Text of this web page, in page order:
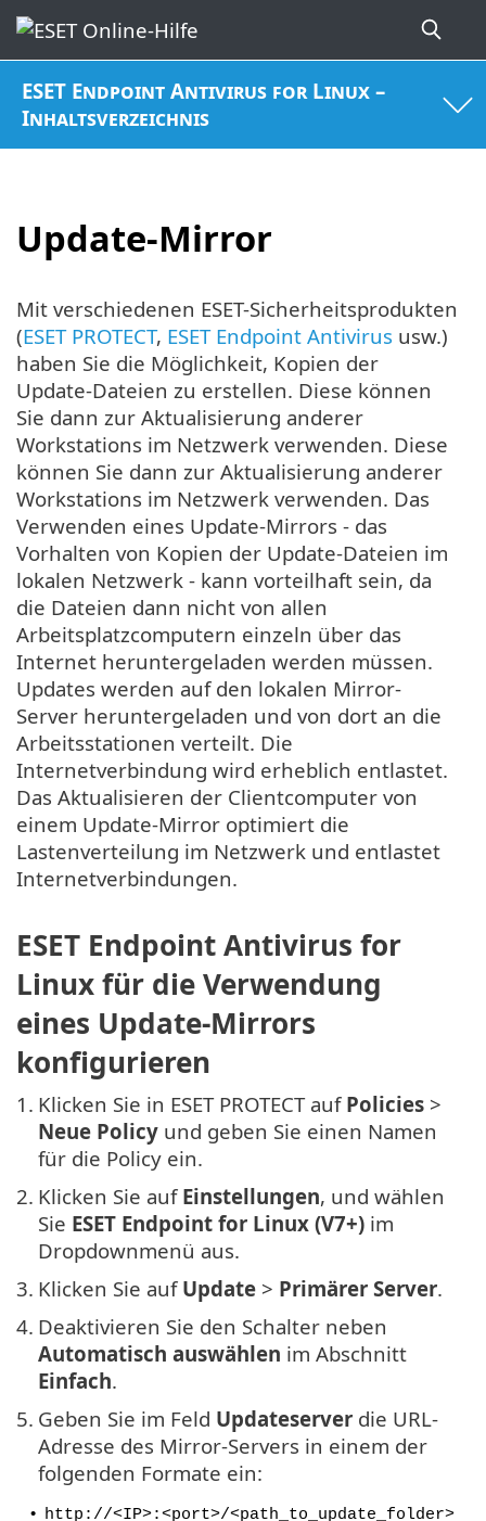
ESET Endpoint Antivirus for Linux –
Inhaltsverzeichnis
Update-Mirror
Mit verschiedenen ESET-Sicherheitsprodukten
(ESET PROTECT, ESET Endpoint Antivirus usw.)
haben Sie die Möglichkeit, Kopien der
Update-Dateien zu erstellen. Diese können
Sie dann zur Aktualisierung anderer
Workstations im Netzwerk verwenden. Diese
können Sie dann zur Aktualisierung anderer
Workstations im Netzwerk verwenden. Das
Verwenden eines Update-Mirrors - das
Vorhalten von Kopien der Update-Dateien im
lokalen Netzwerk - kann vorteilhaft sein, da
die Dateien dann nicht von allen
Arbeitsplatzcomputern einzeln über das
Internet heruntergeladen werden müssen.
Updates werden auf den lokalen Mirror-
Server heruntergeladen und von dort an die
Arbeitsstationen verteilt. Die
Internetverbindung wird erheblich entlastet.
Das Aktualisieren der Clientcomputer von
einem Update-Mirror optimiert die
Lastenverteilung im Netzwerk und entlastet
Internetverbindungen.
ESET Endpoint Antivirus for
Linux für die Verwendung
eines Update-Mirrors
konfigurieren
1. Klicken Sie in ESET PROTECT auf Policies >
Neue Policy und geben Sie einen Namen
für die Policy ein.
2. Klicken Sie auf Einstellungen, und wählen
Sie ESET Endpoint for Linux (V7+) im
Dropdownmenü aus.
3. Klicken Sie auf Update > Primärer Server.
4. Deaktivieren Sie den Schalter neben
Automatisch auswählen im Abschnitt
Einfach.
5. Geben Sie im Feld Updateserver die URL-
Adresse des Mirror-Servers in einem der
folgenden Formate ein:
• http://<IP>:<port>/<path_to_update_folder>